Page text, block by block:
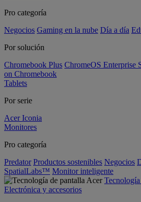
Pro categoría
Negocios Gaming en la nube Día a día
Por solución
Chromebook Plus ChromeOS Enterprise
on Chromebook
Tablets
Por serie
Acer Iconia
Monitores
Pro categoría
Predator Productos sostenibles Negocios
SpatialLabs™ Monitor inteligente
Electrónica y accesorios